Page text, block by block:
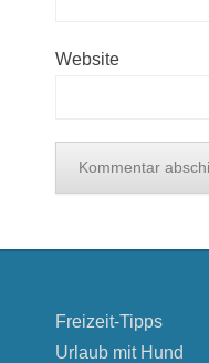
Website
Freizeit-Tipps
Urlaub mit Hund